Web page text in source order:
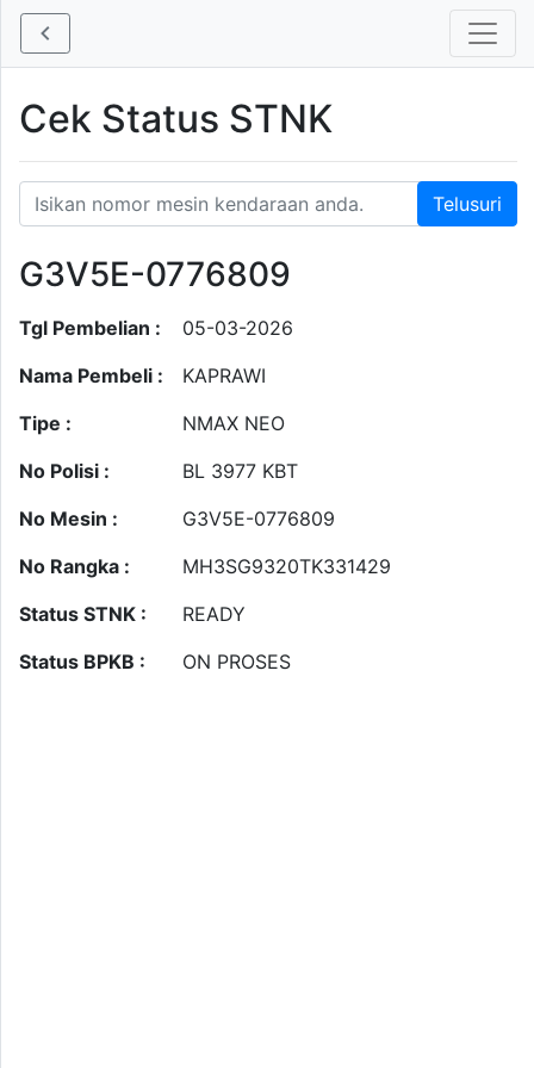
Cek Status STNK
G3V5E-0776809
Tgl Pembelian :
05-03-2026
Nama Pembeli :
KAPRAWI
Tipe :
NMAX NEO
No Polisi :
BL 3977 KBT
No Mesin :
G3V5E-0776809
No Rangka :
MH3SG9320TK331429
Status STNK :
READY
Status BPKB :
ON PROSES